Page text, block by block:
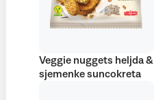
Veggie nuggets heljda &
sjemenke suncokreta